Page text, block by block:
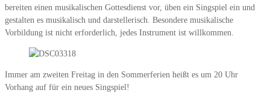
bereiten einen musikalischen Gottesdienst vor, üben ein Singspiel ein und
gestalten es musikalisch und darstellerisch. Besondere musikalische
Vorbildung ist nicht erforderlich, jedes Instrument ist willkommen.
Immer am zweiten Freitag in den Sommerferien heißt es um 20 Uhr
Vorhang auf für ein neues Singspiel!